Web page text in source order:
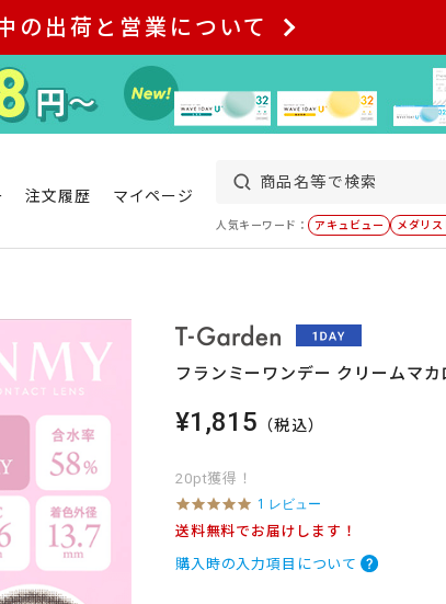
の出荷と営業について
注文履歴 マイページ
人気キーワード： アキュビュー メダリス
フランミーワンデー クリームマカ
¥1,815 （税込）
20pt獲得！
5
.
0
s
1 レビュー
送料無料でお届けします！
購入時の入力項目について